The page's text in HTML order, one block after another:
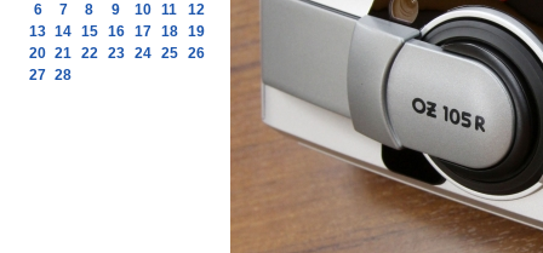
6
7 8 9 10 11
12
13 14 15 16 17 18 19
20 21 22 23 24 25 26
27 28